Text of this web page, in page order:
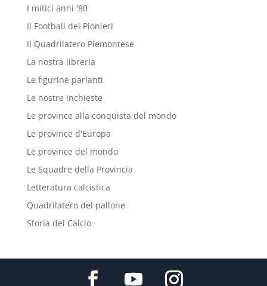
I mitici anni '80
Il Football dei Pionieri
Il Quadrilatero Piemontese
La nostra libreria
Le figurine parlanti
Le nostre inchieste
Le province alla conquista del mondo
Le province d'Europa
Le province del mondo
Le Squadre della Provincia
Letteratura calcistica
Quadrilatero del pallone
Storia del Calcio